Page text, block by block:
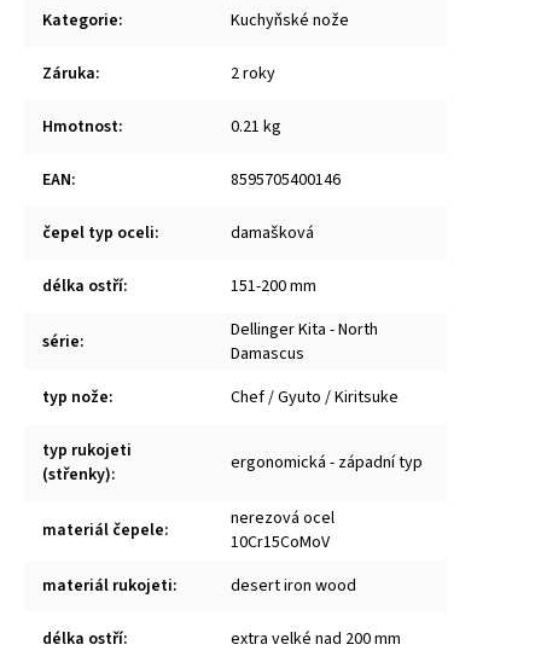
Kategorie: Kuchyňské nože
Záruka: 2 roky
Hmotnost: 0.21 kg
EAN: 8595705400146
čepel typ oceli: damašková
délka ostří: 151-200 mm
série:
Dellinger Kita - North
Damascus
typ nože: Chef / Gyuto / Kiritsuke
typ rukojeti
(střenky): ergonomická - západní typ
materiál čepele:
nerezová ocel
10Cr15CoMoV
materiál rukojeti: desert iron wood
délka ostří: extra velké nad 200 mm